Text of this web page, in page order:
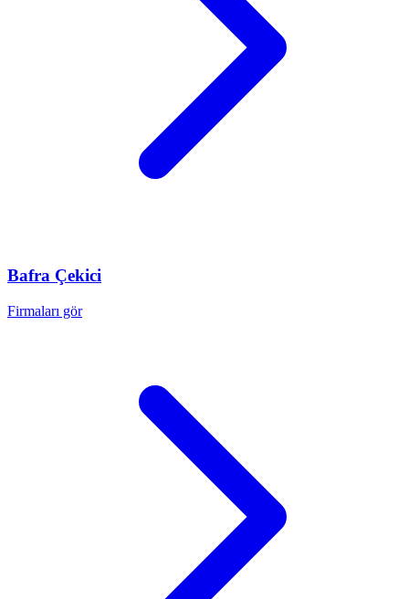
Bafra Çekici
Firmaları gör